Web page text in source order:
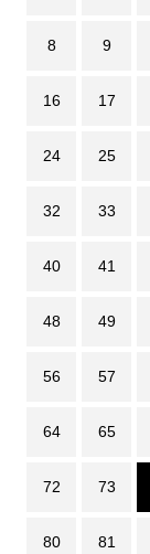
8 9
16 17
24 25
32 33
40 41
48 49
56 57
64 65
72 73
80 81